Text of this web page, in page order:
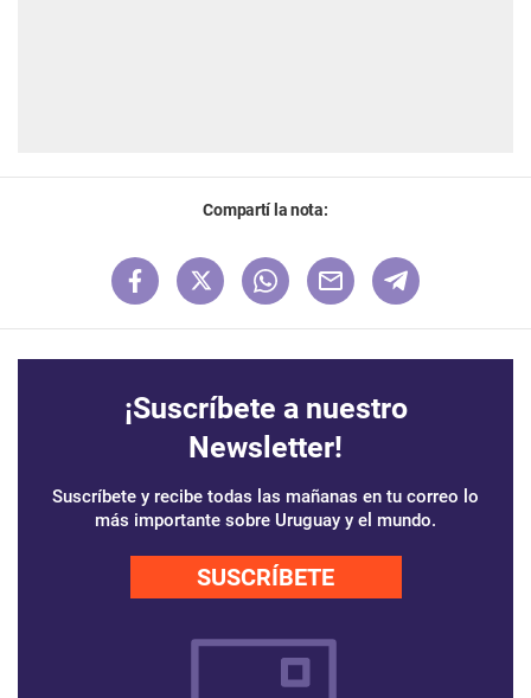
Compartí la nota:
¡Suscríbete a nuestro
Newsletter!
Suscríbete y recibe todas las mañanas en tu correo lo
más importante sobre Uruguay y el mundo.
SUSCRÍBETE